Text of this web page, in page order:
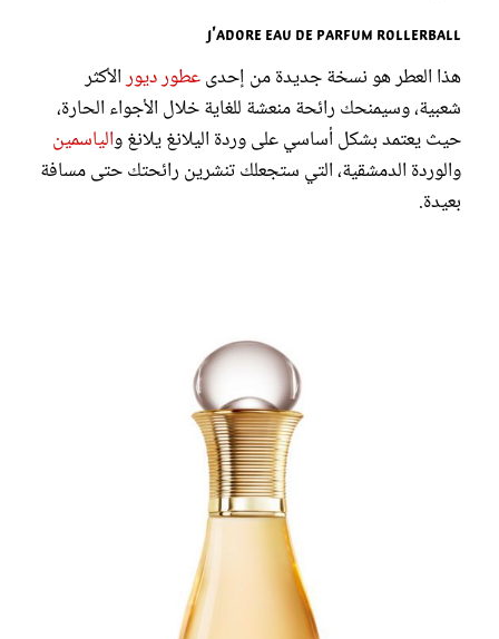
J'adore Eau de Parfum Rollerball
هذا العطر هو نسخة جديدة من إحدىعطور ديورالأكثر
شعبية، وسيمنحك رائحة منعشة للغاية خلال الأجواء الحارة،
حيث يعتمد بشكل أساسي على وردة اليلانغ يلانغ والياسمين
والوردة الدمشقية، التي ستجعلك تنشرين رائحتك حتى مسافة
بعيدة.